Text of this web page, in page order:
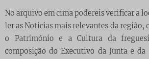
No arquivo em cima podereis verificar a
ler as Noticias mais relevantes da região,
o Património e a Cultura da
composição do Executivo da Junta e da